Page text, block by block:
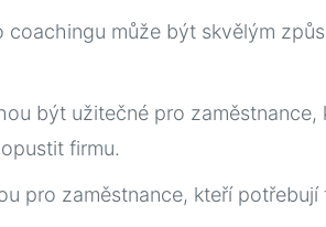
coachingu může být skvělým
být užitečné pro zaměstnance,
firmu.
pro zaměstnance, kteří potřebují